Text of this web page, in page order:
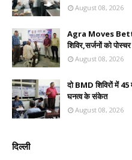
August 08, 2026
Agra Moves
शिविर,सर्जनों को
August 08, 2026
दो BMD शिविरों में
घनत्व के संकेत
August 08, 2026
दिल्ली